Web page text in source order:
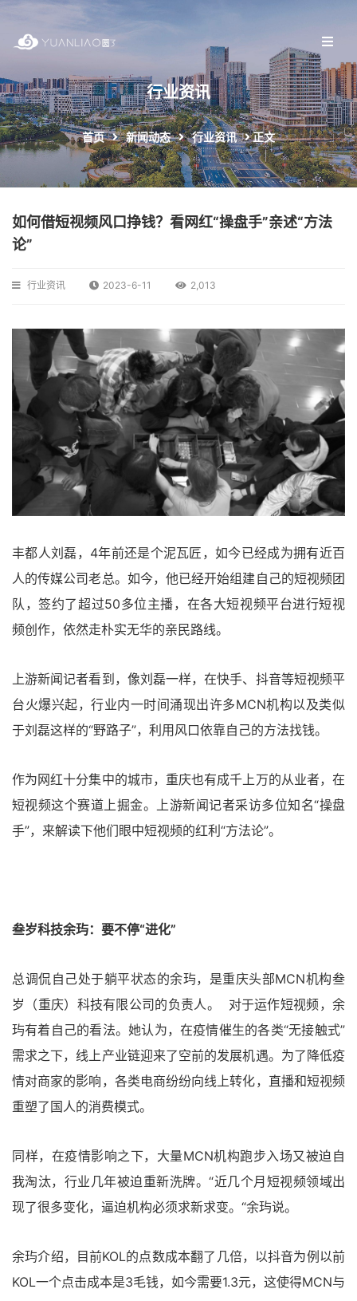
行业资讯
首页 新闻动态 行业资讯 正文
如何借短视频风口挣钱？看网红“操盘手”亲述“方法
论”
行业资讯 2023-6-11 2,013
丰都人刘磊，4年前还是个泥瓦匠，如今已经成为拥有近百
人的传媒公司老总。如今，他已经开始组建自己的短视频团
队，签约了超过50多位主播，在各大短视频平台进行短视
频创作，依然走朴实无华的亲民路线。
上游新闻记者看到，像刘磊一样，在快手、抖音等短视频平
台火爆兴起，行业内一时间涌现出许多MCN机构以及类似
于刘磊这样的“野路子”，利用风口依靠自己的方法找钱。
作为网红十分集中的城市，重庆也有成千上万的从业者，在
短视频这个赛道上掘金。上游新闻记者采访多位知名“操盘
手”，来解读下他们眼中短视频的红利“方法论”。
叁岁科技余玙：要不停“进化”
总调侃自己处于躺平状态的余玙，是重庆头部MCN机构叁
岁（重庆）科技有限公司的负责人。 对于运作短视频，余
玙有着自己的看法。她认为，在疫情催生的各类“无接触式”
需求之下，线上产业链迎来了空前的发展机遇。为了降低疫
情对商家的影响，各类电商纷纷向线上转化，直播和短视频
重塑了国人的消费模式。
同样，在疫情影响之下，大量MCN机构跑步入场又被迫自
我淘汰，行业几年被迫重新洗牌。“近几个月短视频领域出
现了很多变化，逼迫机构必须求新求变。“余玙说。
余玙介绍，目前KOL的点数成本翻了几倍，以抖音为例以前
KOL一个点击成本是3毛钱，如今需要1.3元，这使得MCN与